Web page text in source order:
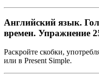
Английский язык.
времен. Упражнение
Раскройте скобки,
или в Present Simple.